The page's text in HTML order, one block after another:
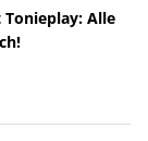
Alle